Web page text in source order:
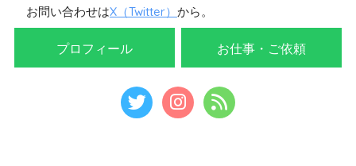
お問い合わせはX（Twitter） から。
プロフィール お仕事・ご依頼